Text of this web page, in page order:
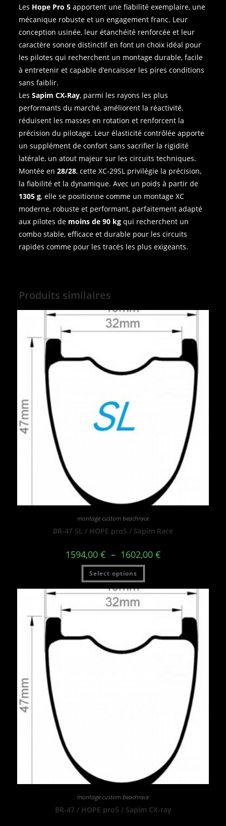
Les Hope Pro 5 apportent une fiabilité exemplaire, une
mécanique robuste et un engagement franc. Leur
conception usinée, leur étanchéité renforcée et leur
caractère sonore distinctif en font un choix idéal pour
les pilotes qui recherchent un montage durable, facile
à entretenir et capable d’encaisser les pires conditions
sans faiblir.
LesSapim CX‑Ray, parmi les rayons les plus
performants du marché, améliorent la réactivité,
réduisent les masses en rotation et renforcent la
précision du pilotage. Leur élasticité contrôlée apporte
un supplément de confort sans sacrifier la rigidité
latérale, un atout majeur sur les circuits techniques.
Montée en28/28, cette XC‑29SL privilégie la précision,
la fiabilité et la dynamique. Avec un poids à partir de
1305 g, elle se positionne comme un montage XC
moderne, robuste et performant, parfaitement adapté
aux pilotes de moins de 90 kg qui recherchent un
combo stable, efficace et durable pour les circuits
rapides comme pour les tracés les plus exigeants.
Produits similaires
montage custom beachrace
BR-47 SL / HOPE pro5 / Sapim Race
1594,00 € – 1602,00 €
Select options
montage custom beachrace
BR-47 / HOPE pro5 / Sapim CX-ray